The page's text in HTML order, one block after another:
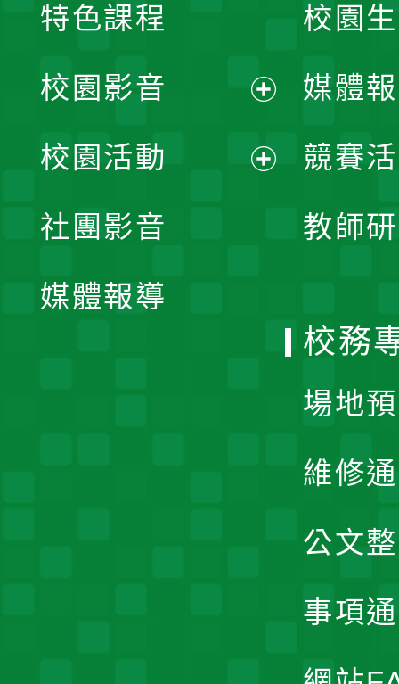
校園
媒體
競賽
教師
特色課程
校園影音
開
校園活動
社團影音
媒體報導
校務
場地
維修
公文
事項